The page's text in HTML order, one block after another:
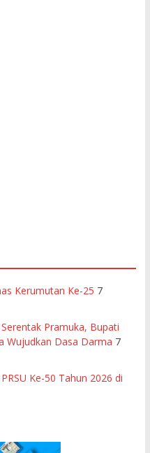
Kerumutan Ke-25 7
Pramuka, Bupati
Wujudkan Dasa Darma 7
Ke-50 Tahun 2026 di